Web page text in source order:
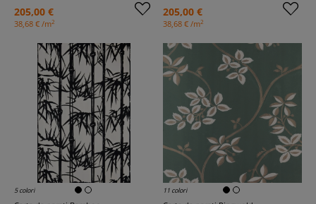
205,00 €
38,68 € /m2
205,00 €
38,68 € /m2
5 colori 11 colori